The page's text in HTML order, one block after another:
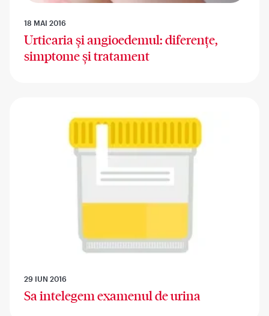
18 MAI 2016
Urticaria și angioedemul: diferențe,
simptome și tratament
29 IUN 2016
Sa intelegem examenul de urina